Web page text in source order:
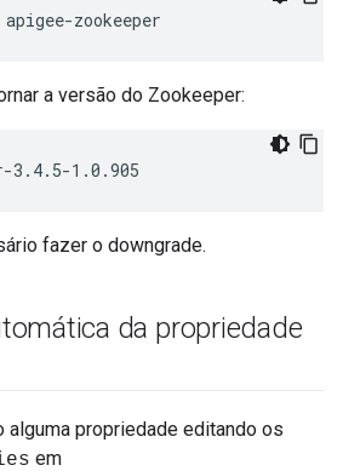
zookeeper
a versão do Zookeeper:
3.4.5-1.0.905
fazer o downgrade.
da propriedade
propriedade editando os
em